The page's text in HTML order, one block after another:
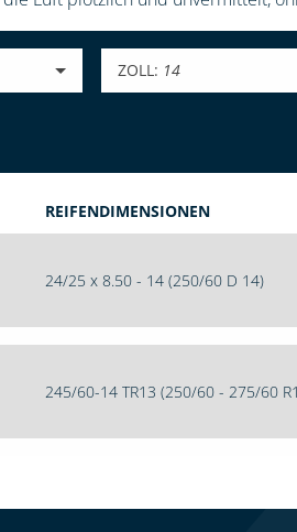
ZOLL: 14
REIFENDIMENSIONEN
24/25 x 8.50 - 14 (250/60 D 14)
245/60-14 TR13 (250/60 - 275/60